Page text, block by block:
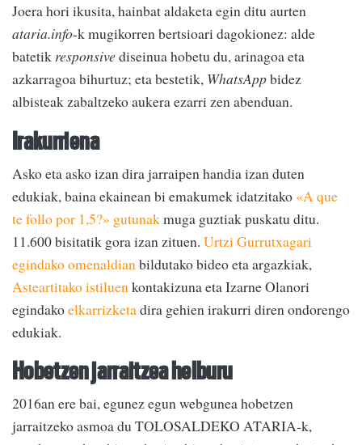
Joera hori ikusita, hainbat aldaketa egin ditu aurten
ataria.info-k mugikorren bertsioari dagokionez: alde
batetik responsivediseinua hobetu du, arinagoa eta
azkarragoa bihurtuz; eta bestetik, WhatsAppbidez
albisteak zabaltzeko aukera ezarri zen abenduan.
Irakurriena
Asko eta asko izan dira jarraipen handia izan duten
edukiak, baina ekainean bi emakumek idatzitako «A que
te follo por 1,5?» gutunakmuga guztiak puskatu ditu.
11.600 bisitatik gora izan zituen. Urtzi Gurrutxagari
egindako omenaldianbildutako bideo eta argazkiak,
Asteartitako istiluenkontakizuna eta Izarne Olanori
egindakoelkarrizketadira gehien irakurri diren ondorengo
edukiak.
Hobetzen jarraitzea helburu
2016an ere bai, egunez egun webgunea hobetzen
jarraitzeko asmoa du TOLOSALDEKO ATARIA-k,